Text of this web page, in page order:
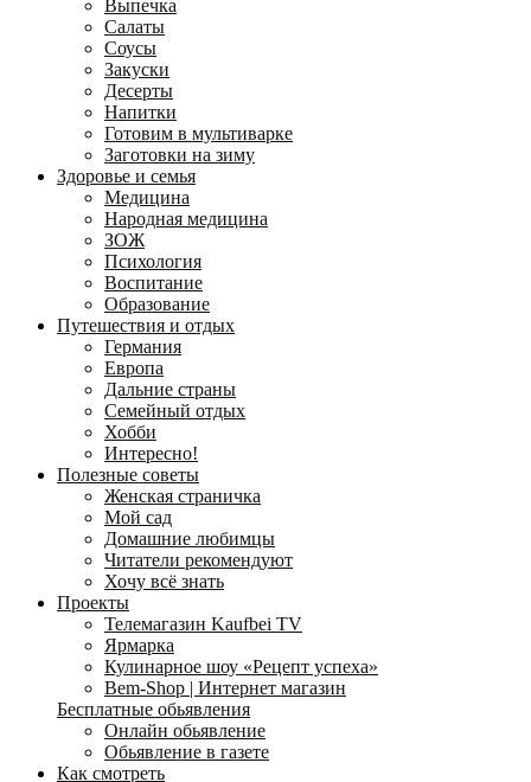
Выпечка
Салаты
Соусы
Закуски
Десерты
Напитки
Готовим в мультиварке
Заготовки на зиму
Здоровье и семья
Медицина
Народная медицина
ЗОЖ
Психология
Воспитание
Образование
Путешествия и отдых
Германия
Европа
Дальние страны
Семейный отдых
Хобби
Интересно!
Полезные советы
Женская страничка
Мой сад
Домашние любимцы
Читатели рекомендуют
Хочу всё знать
Проекты
Телемагазин Kaufbei TV
Ярмарка
Кулинарное шоу «Рецепт успеха»
Bem-Shop | Интернет магазин
Бесплатные обьявления
Онлайн обьявление
Обьявление в газете
Как смотреть